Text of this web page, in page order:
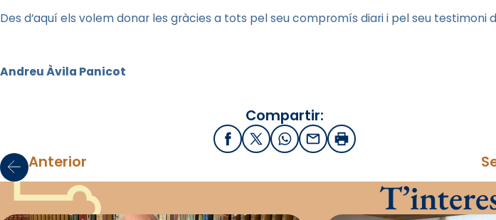
Des d’aquí els volem donar les gràcies a tots pel seu compromís diari i pel seu testimoni
Andreu Àvila Panicot
Compartir:
FacebookX / Twitter
WhatsApp
EmailImprimir
Anterior